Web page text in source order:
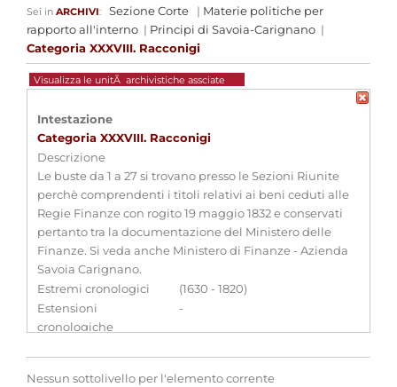
Sei in ARCHIVI: Sezione Corte | Materie politiche per
rapporto all'interno | Principi di Savoia-Carignano |
Categoria XXXVIII. Racconigi
Visualizza le unitÃ archivistiche assciate
Intestazione
Categoria XXXVIII. Racconigi
Descrizione
Le buste da 1 a 27 si trovano presso le Sezioni Riunite
perchè comprendenti i titoli relativi ai beni ceduti alle
Regie Finanze con rogito 19 maggio 1832 e conservati
pertanto tra la documentazione del Ministero delle
Finanze. Si veda anche Ministero di Finanze - Azienda
Savoia Carignano.
Estremi cronologici
(1630 - 1820)
Estensioni
cronologiche
-
Nessun sottolivello per l'elemento corrente